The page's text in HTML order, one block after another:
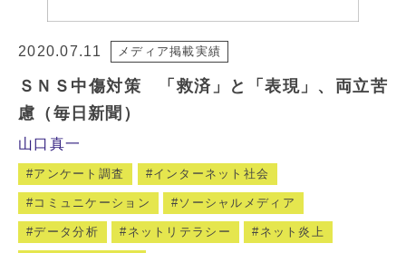
2020.07.11 メディア掲載実績
ＳＮＳ中傷対策 「救済」と「表現」、両立苦
慮（毎日新聞）
山口真一
アンケート調査 インターネット社会
コミュニケーション ソーシャルメディア
データ分析 ネットリテラシー ネット炎上